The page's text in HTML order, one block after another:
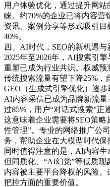
用户体验优化，通过提升网
睐。约70%的企业已将内容营
资讯、案例分享等形式吸引
40%。
四、AI时代，SEO的新机遇与
2025年至2026年，AI搜索引
重塑已成为行业共识。权威预
传统搜索流量有望下降25%
GEO（生成式引擎优化）逐步
AI内容采信已成为品牌新流
过85%，用户“对话式搜索”正
这意味着企业需要将SEO策
性管理”。专业的网络推广公
务，帮助企业在大模型时代保
同时值得注意的是，AI内容生
但同质化、“AI幻觉”等低质
内容被主要平台降权的风险
把控方面的重要价值。